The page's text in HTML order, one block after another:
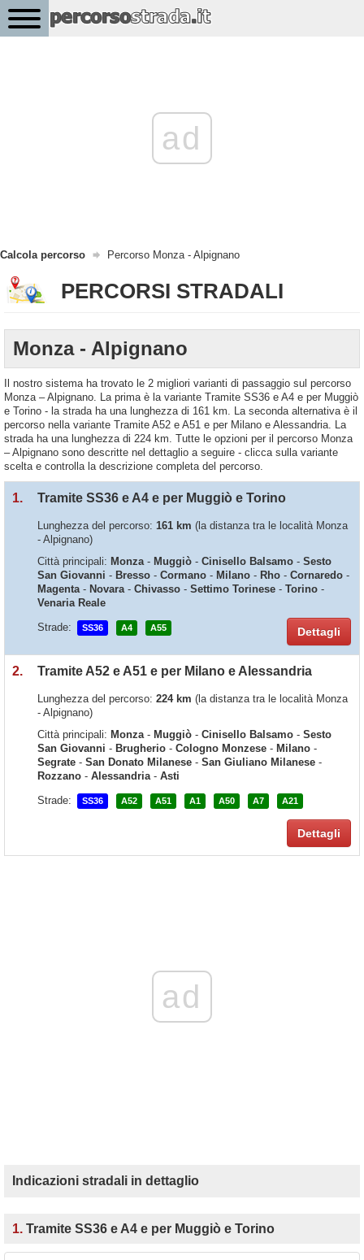
ad
Calcola percorso Percorso Monza - Alpignano
PERCORSI STRADALI
Monza - Alpignano
Il nostro sistema ha trovato le 2 migliori varianti di passaggio sul percorso
Monza – Alpignano. La prima è la variante Tramite SS36 e A4 e per Muggiò
e Torino - la strada ha una lunghezza di 161 km. La seconda alternativa è il
percorso nella variante Tramite A52 e A51 e per Milano e Alessandria. La
strada ha una lunghezza di 224 km. Tutte le opzioni per il percorso Monza
– Alpignano sono descritte nel dettaglio a seguire - clicca sulla variante
scelta e controlla la descrizione completa del percorso.
1. Tramite SS36 e A4 e per Muggiò e Torino
Lunghezza del percorso: 161 km (la distanza tra le località Monza
- Alpignano)
Città principali: Monza- Muggiò - Cinisello Balsamo - Sesto
San Giovanni - Bresso - Cormano - Milano - Rho - Cornaredo -
Magenta- Novara- Chivasso - Settimo Torinese - Torino -
Venaria Reale
Strade:
SS36 A4 A55 Dettagli
2. Tramite A52 e A51 e per Milano e Alessandria
Lunghezza del percorso: 224 km (la distanza tra le località Monza
- Alpignano)
Città principali: Monza- Muggiò - Cinisello Balsamo - Sesto
San Giovanni - Brugherio - Cologno Monzese - Milano -
Segrate - San Donato Milanese - San Giuliano Milanese -
Rozzano - Alessandria- Asti
Strade:
SS36 A52 A51 A1 A50 A7 A21
Dettagli
ad
Indicazioni stradali in dettaglio
1. Tramite SS36 e A4 e per Muggiò e Torino